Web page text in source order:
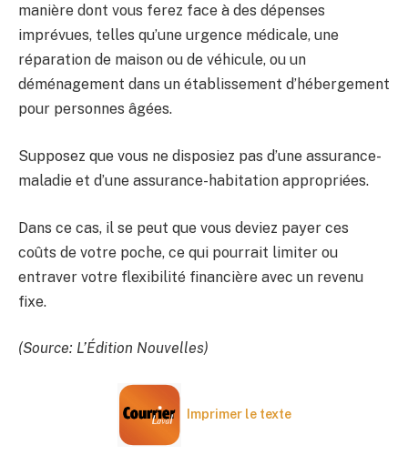
manière dont vous ferez face à des dépenses
imprévues, telles qu’une urgence médicale, une
réparation de maison ou de véhicule, ou un
déménagement dans un établissement d’hébergement
pour personnes âgées.
Supposez que vous ne disposiez pas d’une assurance-
maladie et d’une assurance-habitation appropriées.
Dans ce cas, il se peut que vous deviez payer ces
coûts de votre poche, ce qui pourrait limiter ou
entraver votre flexibilité financière avec un revenu
fixe.
(Source: L’Édition Nouvelles)
Imprimer le texte